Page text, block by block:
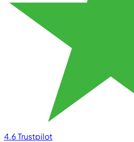
4.6Trustpilot